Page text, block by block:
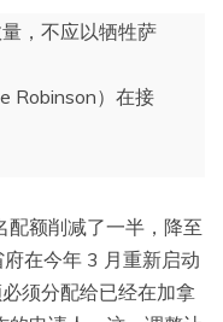
，不应以牺牲萨
Robinson）在接
配额削减了一半，降至
在今年 3 月重新启动
须分配给已经在加拿